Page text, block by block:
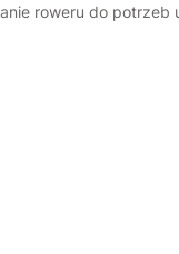
roweru do potrzeb